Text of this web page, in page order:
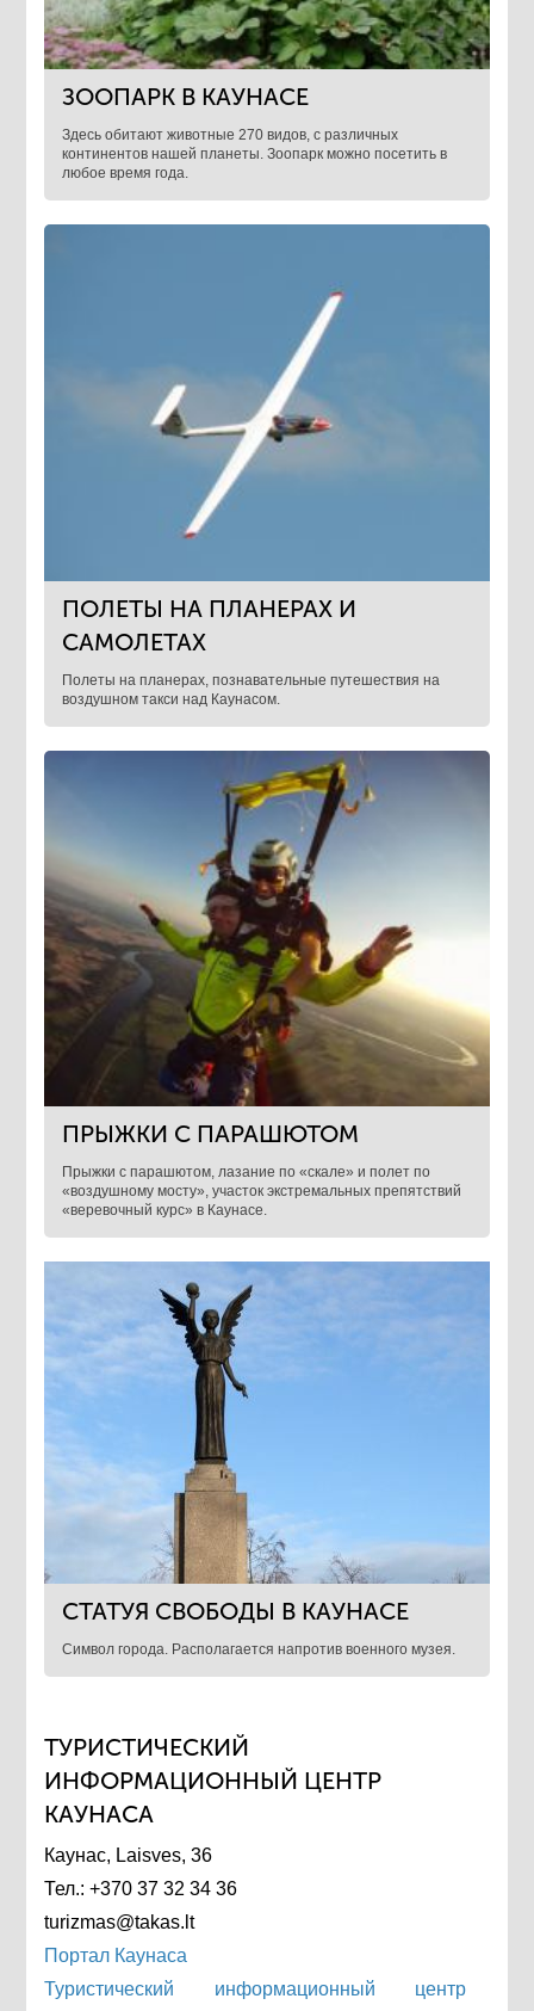
ЗООПАРК В КАУНАСЕ
Здесь обитают животные 270 видов, с различных
континентов нашей планеты. Зоопарк можно посетить в
любое время года.
ПОЛЕТЫ НА ПЛАНЕРАХ И
САМОЛЕТАХ
Полеты на планерах, познавательные путешествия на
воздушном такси над Каунасом.
ПРЫЖКИ С ПАРАШЮТОМ
Прыжки с парашютом, лазание по «скале» и полет по
«воздушному мосту», участок экстремальных препятствий
«веревочный курс» в Каунасе.
СТАТУЯ СВОБОДЫ В КАУНАСЕ
Символ города. Располагается напротив военного музея.
ТУРИСТИЧЕСКИЙ
ИНФОРМАЦИОННЫЙ ЦЕНТР
КАУНАСА
Каунас, Laisves, 36
Тел.: +370 37 32 34 36
turizmas@takas.lt
Портал Каунаса
Туристический информационный центр